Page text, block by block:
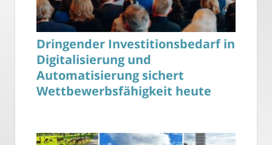
Dringender Investitionsbedarf in
Digitalisierung und
Automatisierung sichert
Wettbewerbsfähigkeit heute